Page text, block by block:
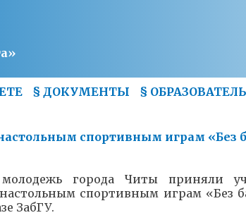
§ ДОКУМЕНТЫ §
спортивным играм «Без
города Читы приняли
спортивным играм «Без
ЗабГУ.